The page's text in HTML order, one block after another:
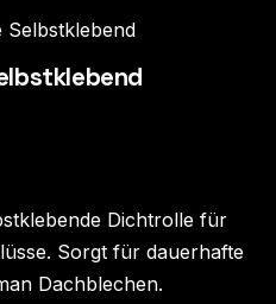
Dichtrolle für
Sorgt für dauerhafte
Dachblechen.